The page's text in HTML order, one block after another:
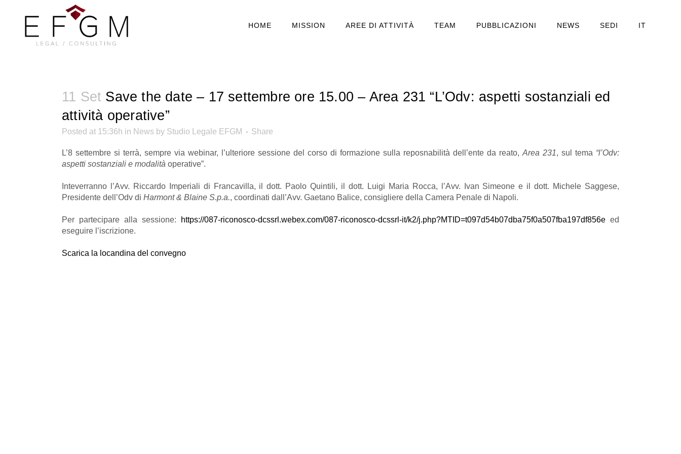
HOME MISSION AREE DI ATTIVITÀ TEAM PUBBLICAZIONI NEWS SEDI IT
11 Set Save the date – 17 settembre ore 15.00 – Area 231 “L’Odv: aspetti sostanziali ed
attività operative”
Posted at 15:36h in News by Studio Legale EFGM Share
L’8 settembre si terrà, sempre via webinar, l’ulteriore sessione del corso di formazione sulla reposnabilità dell’ente da reato, Area 231, sul tema “l’Odv:
aspetti sostanziali e modalità operative”.
Inteverranno l’Avv. Riccardo Imperiali di Francavilla, il dott. Paolo Quintili, il dott. Luigi Maria Rocca, l’Avv. Ivan Simeone e il dott. Michele Saggese,
Presidente dell’Odv di Harmont & Blaine S.p.a., coordinati dall’Avv. Gaetano Balice, consigliere della Camera Penale di Napoli.
Per partecipare alla sessione: https://087-riconosco-dcssrl.webex.com/087-riconosco-dcssrl-it/k2/j.php?MTID=t097d54b07dba75f0a507fba197df856e ed
eseguire l’iscrizione.
Scarica la locandina del convegno